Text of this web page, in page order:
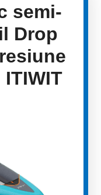
semi-
Drop